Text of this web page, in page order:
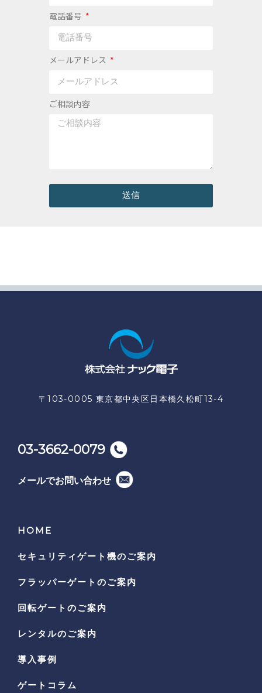
電話番号
メールアドレス
ご相談内容
送信
〒103-0005 東京都中央区日本橋久松町13-4
03-3662-0079
メールでお問い合わせ
HOME
セキュリティゲート機のご案内
フラッパーゲートのご案内
回転ゲートのご案内
レンタルのご案内
導入事例
ゲートコラム